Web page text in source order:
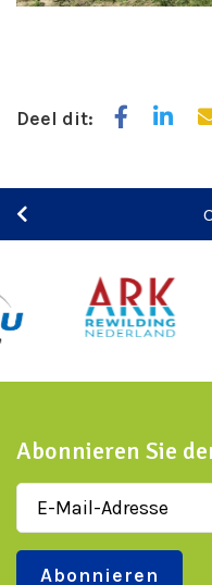
Deel dit:
Abonnieren Sie